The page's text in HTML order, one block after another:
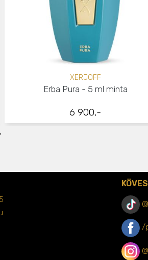
6 900,-
XERJOFF
Erba Pura - 5 ml minta
/